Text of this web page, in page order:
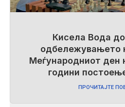
Кисела Вода
одбележувањето
Меѓународниот ден
години
ПРОЧИТАЈТЕ